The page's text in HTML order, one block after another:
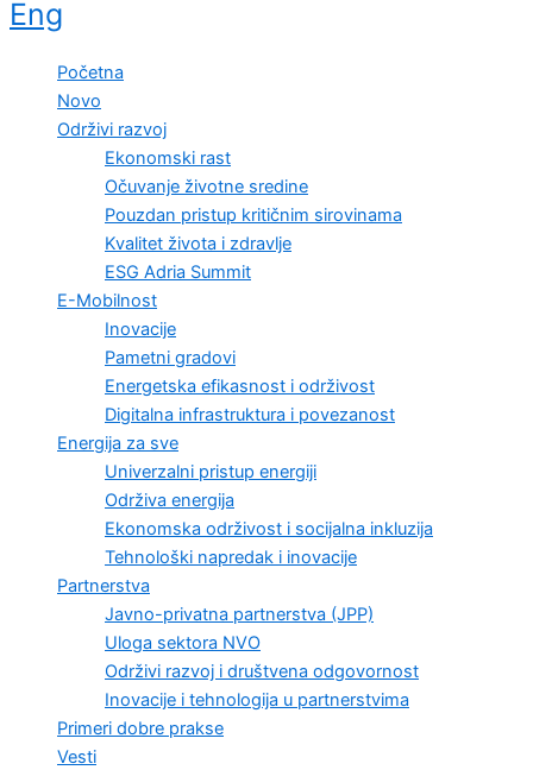
Eng
Početna
Novo
Održivi razvoj
Ekonomski rast
Očuvanje životne sredine
Pouzdan pristup kritičnim sirovinama
Kvalitet života i zdravlje
ESG Adria Summit
E-Mobilnost
Inovacije
Pametni gradovi
Energetska efikasnost i održivost
Digitalna infrastruktura i povezanost
Energija za sve
Univerzalni pristup energiji
Održiva energija
Ekonomska održivost i socijalna inkluzija
Tehnološki napredak i inovacije
Partnerstva
Javno-privatna partnerstva (JPP)
Uloga sektora NVO
Održivi razvoj i društvena odgovornost
Inovacije i tehnologija u partnerstvima
Primeri dobre prakse
Vesti